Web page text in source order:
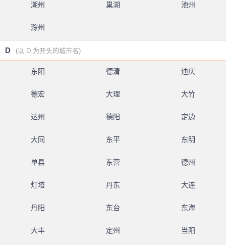
潮州 巢湖 池州
滁州
D (以 D 为开头的城市名)
东阳 德清 迪庆
德宏 大理 大竹
达州 德阳 定边
大同 东平 东明
单县 东营 德州
灯塔 丹东 大连
丹阳 东台 东海
大丰 定州 当阳